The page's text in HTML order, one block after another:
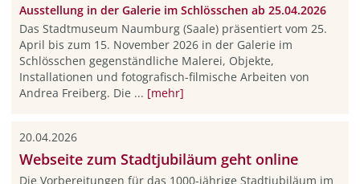
Ausstellung in der Galerie im Schlösschen ab 25.04.2026
Das Stadtmuseum Naumburg (Saale) präsentiert vom 25.
April bis zum 15. November 2026 in der Galerie im
Schlösschen gegenständliche Malerei, Objekte,
Installationen und fotografisch-filmische Arbeiten von
Andrea Freiberg. Die ... [mehr]
20.04.2026
Webseite zum Stadtjubiläum geht online
Die Vorbereitungen für das 1000-jährige Stadtjubiläum im